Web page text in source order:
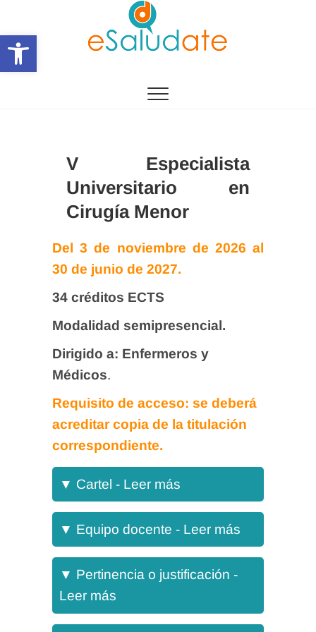
Abrir barra de herramientas
contenido
V Especialista
Universitario en
Cirugía Menor
Del 3 de noviembre de 2026 al
30 de junio de 2027.
34 créditos ECTS
Modalidad semipresencial.
Dirigido a: Enfermeros y
Médicos.
Requisito de acceso: se deberá
acreditar copia de la titulación
correspondiente.
Cartel
▼ Cartel - Leer más
Equipo docente
Dirección
▼ Equipo docente - Leer más
Pertinencia o justificación
Tras el rotundo éxito de las
ediciones anteriores, abrimos el
▼ Pertinencia o justificación -
Leer más